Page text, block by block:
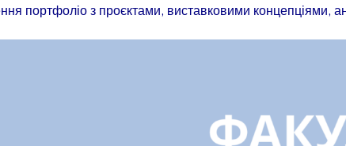
портфоліо з проєктами, виставковими концепціями,